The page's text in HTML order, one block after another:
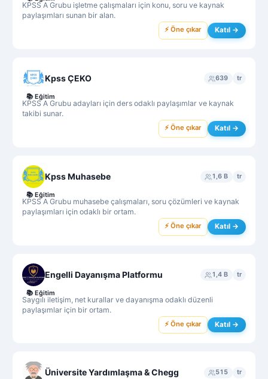
KPSS A Grubu işletme çalışmaları için konu, soru ve kaynak
paylaşımları sunan bir alan.
⚡ Öne çıkar Katıl →
Kpss ÇEKO 639 tr
KPSS A Grubu adayları için ders odaklı paylaşımlar ve kaynak
takibi sunar.
📚 Eğitim
⚡ Öne çıkar Katıl →
Kpss Muhasebe 1,6 B tr
KPSS A Grubu muhasebe çalışmaları, soru çözümleri ve kaynak
paylaşımları için odaklı bir ortam.
📚 Eğitim
⚡ Öne çıkar Katıl →
Engelli Dayanışma Platformu 1,4 B tr
Saygılı iletişim, net kurallar ve dayanışma odaklı düzenli
paylaşımlar için bir ortam.
📚 Eğitim
⚡ Öne çıkar Katıl →
Üniversite Yardımlaşma & Chegg 515 tr